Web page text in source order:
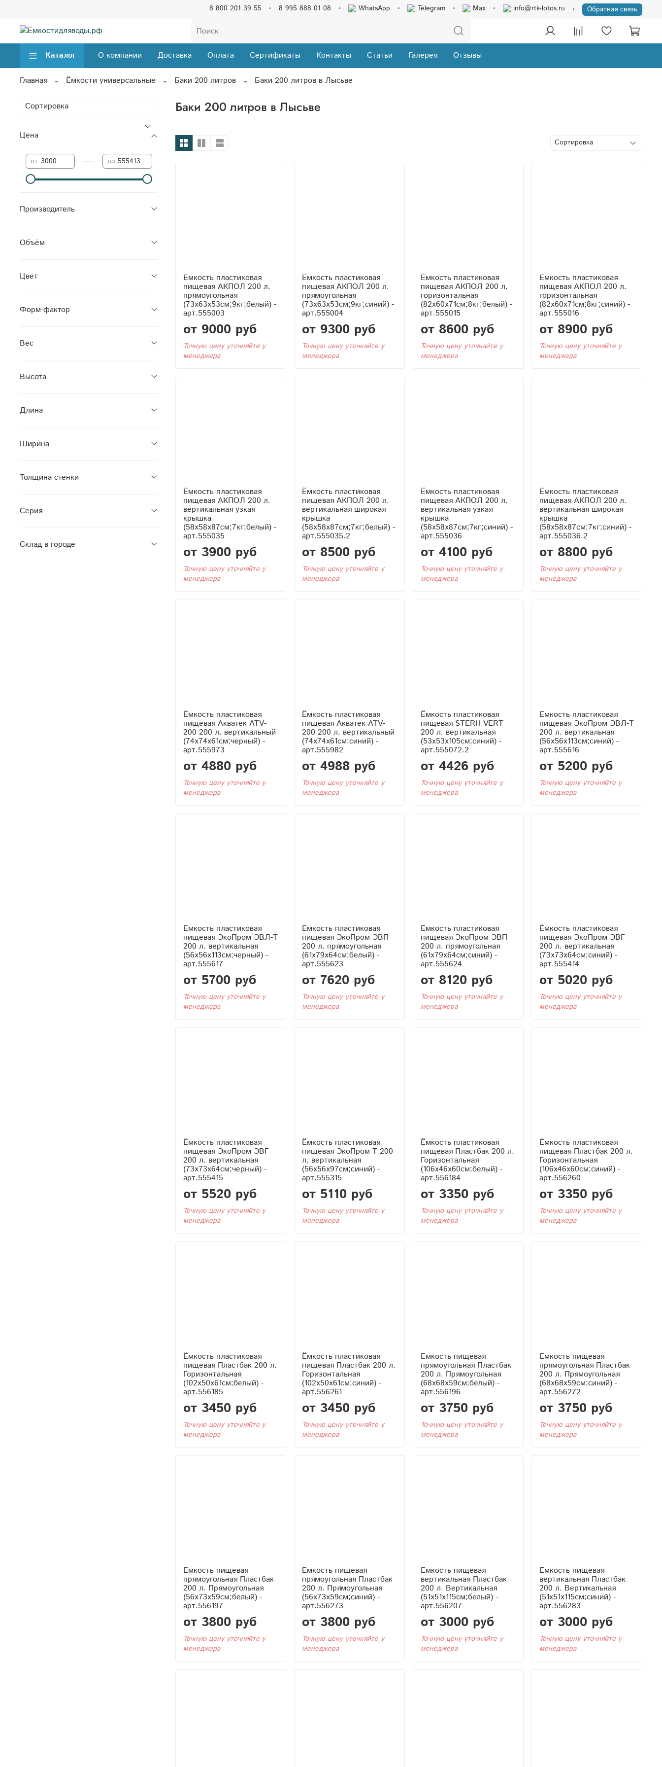
8 800 201 39 55 8 995 888 01 08 WhatsApp Telegram Max info@rtk-lotos.ru Обратная связь
Каталог О компании Доставка Оплата Сертификаты Контакты Статьи Галерея Отзывы
Главная Ёмкости универсальные Баки 200 литров Баки 200 литров в Лысьве
Баки 200 литров в Лысьве
Ёмкость пластиковая
пищевая АКПОЛ 200 л.
прямоугольная
(73x63x53см;9кг;белый) -
арт.555003
от 9000 руб
Точную цену уточняйте у
менеджера
Ёмкость пластиковая
пищевая АКПОЛ 200 л.
прямоугольная
(73x63x53см;9кг;синий) -
арт.555004
от 9300 руб
Точную цену уточняйте у
менеджера
Ёмкость пластиковая
пищевая АКПОЛ 200 л.
горизонтальная
(82x60x71см;8кг;белый) -
арт.555015
от 8600 руб
Точную цену уточняйте у
менеджера
Ёмкость пластиковая
пищевая АКПОЛ 200 л.
горизонтальная
(82x60x71см;8кг;синий) -
арт.555016
от 8900 руб
Точную цену уточняйте у
менеджера
Ёмкость пластиковая
пищевая АКПОЛ 200 л.
вертикальная узкая
крышка
(58x58x87см;7кг;белый) -
арт.555035
от 3900 руб
Точную цену уточняйте у
менеджера
Ёмкость пластиковая
пищевая АКПОЛ 200 л.
вертикальная широкая
крышка
(58x58x87см;7кг;белый) -
арт.555035.2
от 8500 руб
Точную цену уточняйте у
менеджера
Ёмкость пластиковая
пищевая АКПОЛ 200 л.
вертикальная узкая
крышка
(58x58x87см;7кг;синий) -
арт.555036
от 4100 руб
Точную цену уточняйте у
менеджера
Ёмкость пластиковая
пищевая АКПОЛ 200 л.
вертикальная широкая
крышка
(58x58x87см;7кг;синий) -
арт.555036.2
от 8800 руб
Точную цену уточняйте у
менеджера
Ёмкость пластиковая
пищевая Акватек ATV-
200 200 л. вертикальный
(74x74x61см;черный) -
арт.555973
от 4880 руб
Точную цену уточняйте у
менеджера
Ёмкость пластиковая
пищевая Акватек ATV-
200 200 л. вертикальный
(74x74x61см;синий) -
арт.555982
от 4988 руб
Точную цену уточняйте у
менеджера
Ёмкость пластиковая
пищевая STERH VERT
200 л. вертикальная
(53x53x105см;синий) -
арт.555072.2
от 4426 руб
Точную цену уточняйте у
менеджера
Емкость пластиковая
пищевая ЭкоПром ЭВЛ-Т
200 л. вертикальная
(56x56x113см;синий) -
арт.555616
от 5200 руб
Точную цену уточняйте у
менеджера
Емкость пластиковая
пищевая ЭкоПром ЭВЛ-Т
200 л. вертикальная
(56x56x113см;черный) -
арт.555617
от 5700 руб
Точную цену уточняйте у
менеджера
Емкость пластиковая
пищевая ЭкоПром ЭВП
200 л. прямоугольная
(61x79x64см;белый) -
арт.555623
от 7620 руб
Точную цену уточняйте у
менеджера
Емкость пластиковая
пищевая ЭкоПром ЭВП
200 л. прямоугольная
(61x79x64см;синий) -
арт.555624
от 8120 руб
Точную цену уточняйте у
менеджера
Ёмкость пластиковая
пищевая ЭкоПром ЭВГ
200 л. вертикальная
(73x73x64см;синий) -
арт.555414
от 5020 руб
Точную цену уточняйте у
менеджера
Ёмкость пластиковая
пищевая ЭкоПром ЭВГ
200 л. вертикальная
(73x73x64см;черный) -
арт.555415
от 5520 руб
Точную цену уточняйте у
менеджера
Ёмкость пластиковая
пищевая ЭкоПром T 200
л. вертикальная
(56x56x97см;синий) -
арт.555315
от 5110 руб
Точную цену уточняйте у
менеджера
Ёмкость пластиковая
пищевая Пластбак 200 л.
Горизонтальная
(106x46x60см;белый) -
арт.556184
от 3350 руб
Точную цену уточняйте у
менеджера
Ёмкость пластиковая
пищевая Пластбак 200 л.
Горизонтальная
(106x46x60см;синий) -
арт.556260
от 3350 руб
Точную цену уточняйте у
менеджера
Ёмкость пластиковая
пищевая Пластбак 200 л.
Горизонтальная
(102x50x61см;белый) -
арт.556185
от 3450 руб
Точную цену уточняйте у
менеджера
Ёмкость пластиковая
пищевая Пластбак 200 л.
Горизонтальная
(102x50x61см;синий) -
арт.556261
от 3450 руб
Точную цену уточняйте у
менеджера
Емкость пищевая
прямоугольная Пластбак
200 л. Прямоугольная
(68x68x59см;белый) -
арт.556196
от 3750 руб
Точную цену уточняйте у
менеджера
Емкость пищевая
прямоугольная Пластбак
200 л. Прямоугольная
(68x68x59см;синий) -
арт.556272
от 3750 руб
Точную цену уточняйте у
менеджера
Емкость пищевая
прямоугольная Пластбак
200 л. Прямоугольная
(56x73x59см;белый) -
арт.556197
от 3800 руб
Точную цену уточняйте у
менеджера
Емкость пищевая
прямоугольная Пластбак
200 л. Прямоугольная
(56x73x59см;синий) -
арт.556273
от 3800 руб
Точную цену уточняйте у
менеджера
Емкость пищевая
вертикальная Пластбак
200 л. Вертикальная
(51x51x115см;белый) -
арт.556207
от 3000 руб
Точную цену уточняйте у
менеджера
Емкость пищевая
вертикальная Пластбак
200 л. Вертикальная
(51x51x115см;синий) -
арт.556283
от 3000 руб
Точную цену уточняйте у
менеджера
Цена
от до
Производитель
Объём
Цвет
Форм-фактор
Вес
Высота
Длина
Ширина
Толщина стенки
Серия
Склад в городе